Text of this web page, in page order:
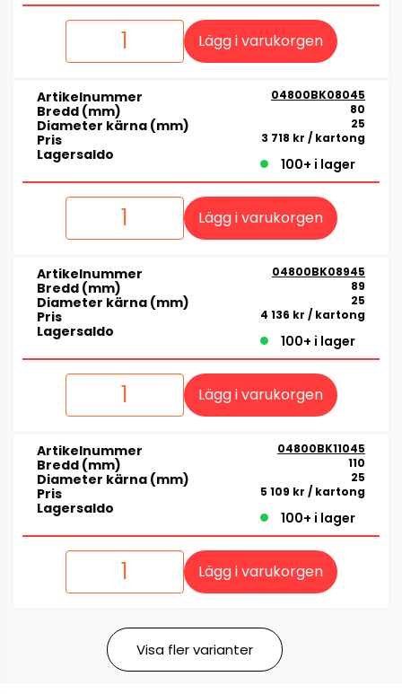
Lägg i varukorgen
Artikelnummer 04800BK08045
Bredd (mm) 80
Diameter kärna (mm) 25
Pris 3 718 kr / kartong
Lagersaldo
100+ i lager
Lägg i varukorgen
Artikelnummer 04800BK08945
Bredd (mm) 89
Diameter kärna (mm) 25
Pris 4 136 kr / kartong
Lagersaldo
100+ i lager
Lägg i varukorgen
Artikelnummer 04800BK11045
Bredd (mm) 110
Diameter kärna (mm) 25
Pris 5 109 kr / kartong
Lagersaldo
100+ i lager
Lägg i varukorgen
Visa fler varianter